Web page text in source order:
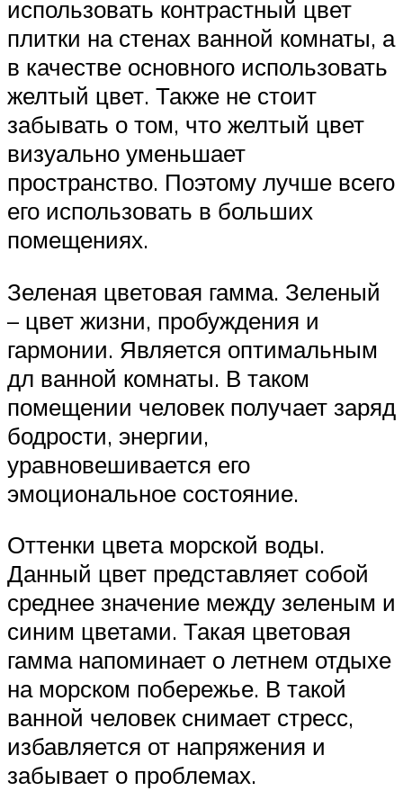
использовать контрастный цвет
плитки на стенах ванной комнаты, а
в качестве основного использовать
желтый цвет. Также не стоит
забывать о том, что желтый цвет
визуально уменьшает
пространство. Поэтому лучше всего
его использовать в больших
помещениях.
Зеленая цветовая гамма. Зеленый
– цвет жизни, пробуждения и
гармонии. Является оптимальным
дл ванной комнаты. В таком
помещении человек получает заряд
бодрости, энергии,
уравновешивается его
эмоциональное состояние.
Оттенки цвета морской воды.
Данный цвет представляет собой
среднее значение между зеленым и
синим цветами. Такая цветовая
гамма напоминает о летнем отдыхе
на морском побережье. В такой
ванной человек снимает стресс,
избавляется от напряжения и
забывает о проблемах.